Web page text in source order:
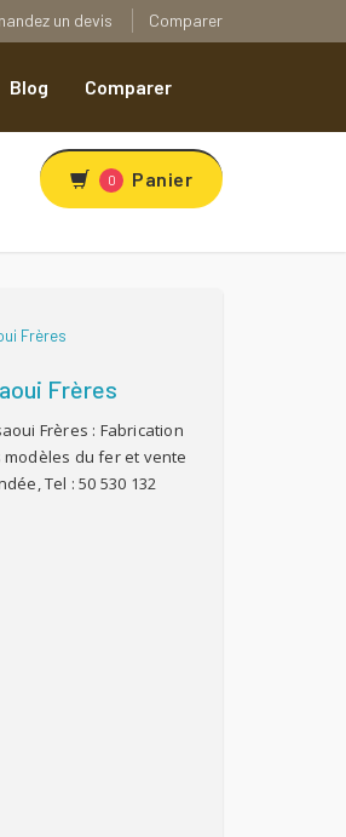
un devis Comparer
Blog Comparer
0 Panier
Frères
Frères : Fabrication
du fer et vente
Tel : 50 530 132